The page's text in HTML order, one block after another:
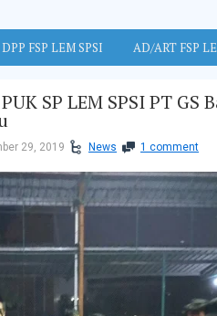
FSP LEM SPSI AD/ART FSP
SP LEM SPSI PT GS
29, 2019 News 1 comment